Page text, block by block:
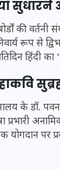
सुधारने
की
रूप से
हिंदी का
के डॉ.
प्रभारी
पर